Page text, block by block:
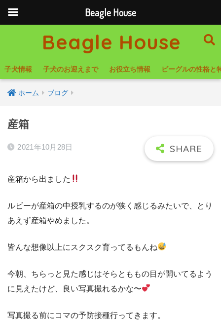
Beagle House
子犬情報 子犬のお迎えまで お役立ち情報 ビーグルの性格と
ホーム ブログ
産箱
2021年10月28日
産箱から出ました
ルビーが産箱の中授乳するのが狭く感じるみたいで、とり
あえず産箱やめました。
皆んな想像以上にスクスク育ってるもんね
今朝、ちらっと見た感じはそらとももの目が開いてるよう
に見えたけど、良い写真撮れるかな〜
写真撮る前にコマの予防接種行ってきます。
Beagle House